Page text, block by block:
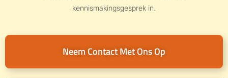
kennismakingsgesprek in.
Neem Contact Met Ons Op